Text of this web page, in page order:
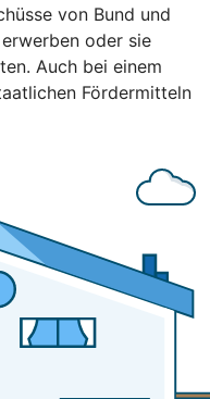
von Bund und
oder sie
Auch bei einem
Fördermitteln